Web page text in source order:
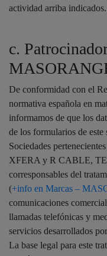
actividad arriba indicados.
c.
De conformidad con el
normativa española en
informamos de que los
de los formularios de
Sociedades
XFERA y R CABLE,
corresponsables del
(+info en Marcas –
comunicaciones
llamadas telefónicas y
servicios desarrollados
La base legal para este